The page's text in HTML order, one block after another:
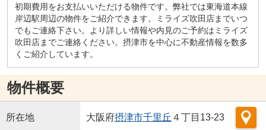
初期費用をお支払いいただける物件です。弊社では東海道本線
岸辺駅周辺の物件をご紹介できます。ミライズ吹田店までいつ
でもご連絡下さい。より詳しい情報や内見のご予約はミライズ
吹田店までご連絡ください。摂津市を中心に不動産情報を数多
くご紹介しています。
物件概要
所在地 大阪府摂津市千里丘 ４丁目13-23